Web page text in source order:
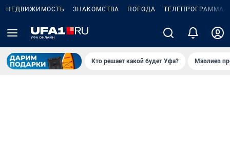
НЕДВИЖИМОСТЬ ЗНАКОМСТВА ПОГОДА ТЕЛЕПРОГРАММА
Кто решает какой будет Уфа? Мавлиев